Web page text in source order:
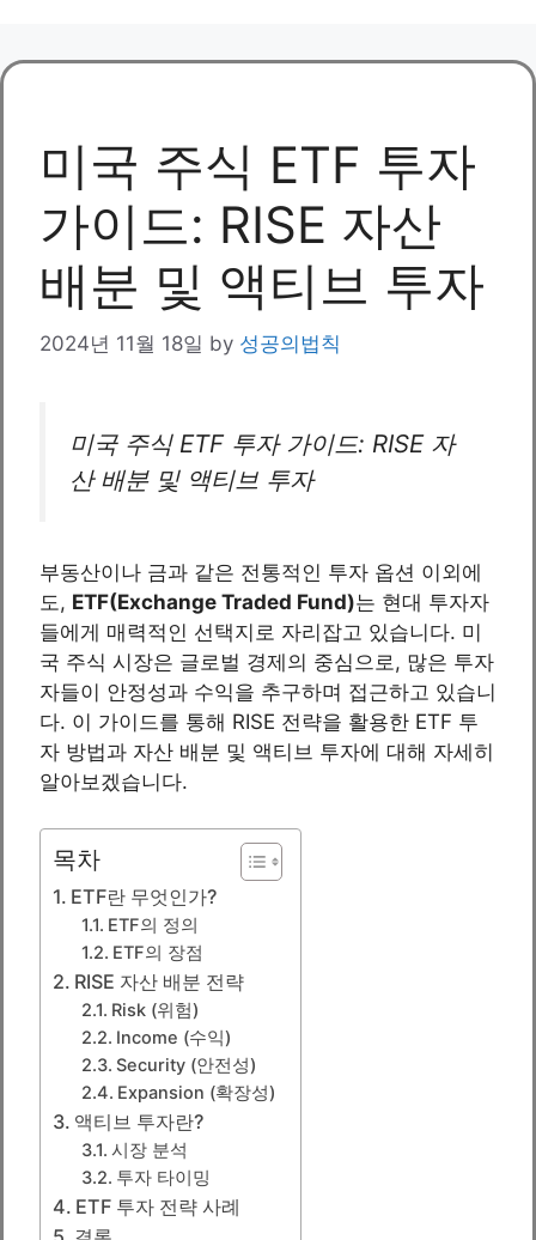
미국 주식 ETF 투자
가이드: RISE 자산
배분 및 액티브 투자
2024년 11월 18일 by 성공의법칙
미국 주식 ETF 투자 가이드: RISE 자
산 배분 및 액티브 투자
부동산이나 금과 같은 전통적인 투자 옵션 이외에
도, ETF(Exchange Traded Fund)는 현대 투자자
들에게 매력적인 선택지로 자리잡고 있습니다. 미
국 주식 시장은 글로벌 경제의 중심으로, 많은 투자
자들이 안정성과 수익을 추구하며 접근하고 있습니
다. 이 가이드를 통해 RISE 전략을 활용한 ETF 투
자 방법과 자산 배분 및 액티브 투자에 대해 자세히
알아보겠습니다.
목차
ETF란 무엇인가?
ETF의 정의
ETF의 장점
RISE 자산 배분 전략
Risk (위험)
Income (수익)
Security (안전성)
Expansion (확장성)
액티브 투자란?
시장 분석
투자 타이밍
ETF 투자 전략 사례